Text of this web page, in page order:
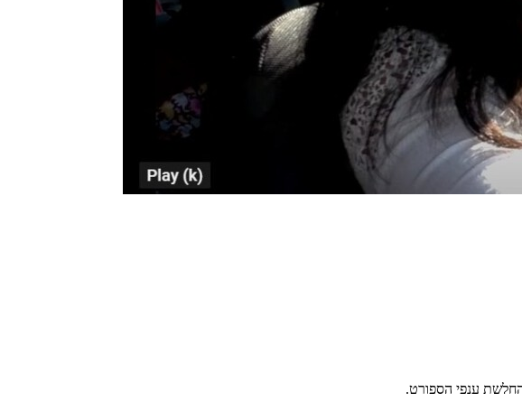
ענפי הספורט.